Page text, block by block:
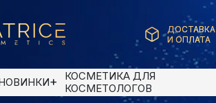
ДОСТАВКА
И ОПЛАТА
КОСМЕТИКА ДЛЯ
КОСМЕТОЛОГОВ